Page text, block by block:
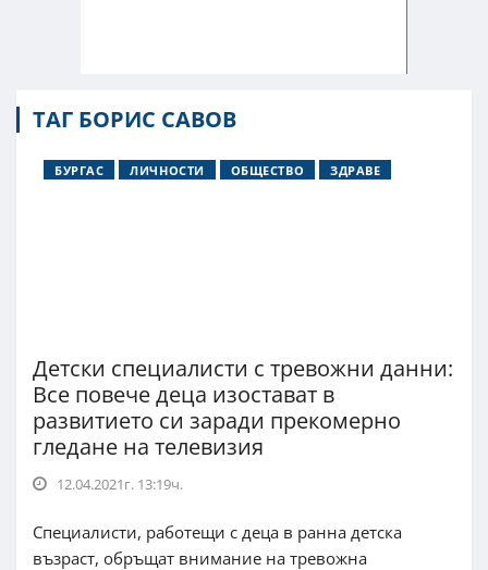
ТАГ БОРИС САВОВ
БУРГАС ЛИЧНОСТИ ОБЩЕСТВО ЗДРАВЕ
Детски специалисти с тревожни данни:
Все повече деца изостават в
развитието си заради прекомерно
гледане на телевизия
12.04.2021г. 13:19ч.
Специалисти, работещи с деца в ранна детска
възраст, обръщат внимание на тревожна